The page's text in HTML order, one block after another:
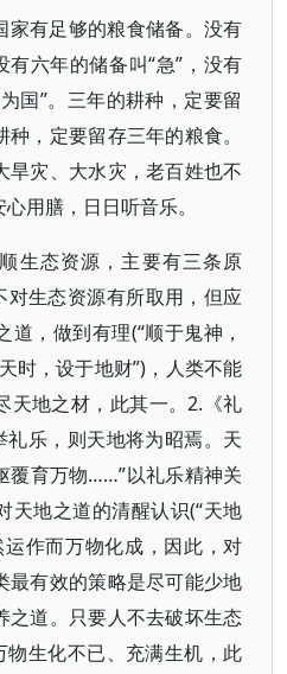
家有足够的粮食储备。没有
有六年的储备叫“急”，没有
国”。三年的耕种，定要留
，定要留存三年的粮食。
旱灾、大水灾，老百姓也不
用膳，日日听音乐。
生态资源，主要有三条原
对生态资源有所取用，但应
，做到有理(“顺于鬼神，
时，设于地财”)，人类不能
天地之材，此其一。2.《礼
礼乐，则天地将为昭焉。天
覆育万物……”以礼乐精神关
天地之道的清醒认识(“天地
运作而万物化成，因此，对
最有效的策略是尽可能少地
之道。只要人不去破坏生态
物生化不已、充满生机，此